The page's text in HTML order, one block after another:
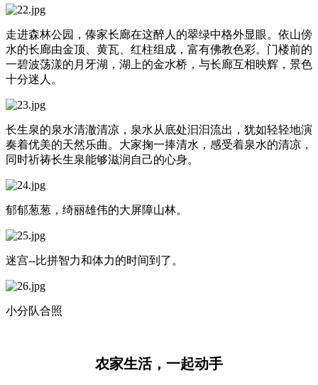
走进森林公园，傣家长廊在这醉人的翠绿中格外显眼。依山傍
水的长廊由金顶、黄瓦、红柱组成，富有佛教色彩。门楼前的
一碧波荡漾的月牙湖，湖上的金水桥，与长廊互相映辉，景色
十分迷人。
长生泉的泉水清澈清凉，泉水从底处汩汩流出，犹如轻轻地演
奏着优美的天然乐曲。大家掬一捧清水，感受着泉水的清凉，
同时祈祷长生泉能够滋润自己的心身。
郁郁葱葱，绮丽雄伟的大屏障山林。
迷宫--比拼智力和体力的时间到了。
小分队合照
农家生活，一起动手